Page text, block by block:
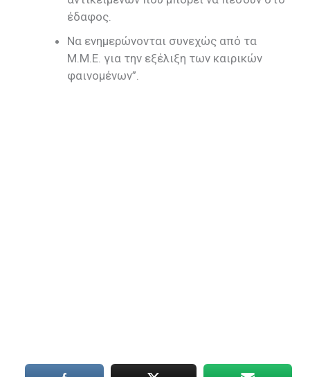
έδαφος.
Να ενημερώνονται συνεχώς από τα
Μ.Μ.Ε. για την εξέλιξη των καιρικών
φαινομένων”.